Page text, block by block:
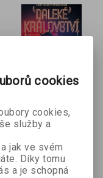
než si její
začnou
v rukou
Daleké
království
449 Kč 499 Kč
cookies
cookies,
služby a
jak ve svém
Díky tomu
a je schopná